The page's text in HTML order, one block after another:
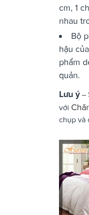
cm, 1
nhau
Bộ
hậu
phẩm
quản.
Lưu ý–
với
chụp và